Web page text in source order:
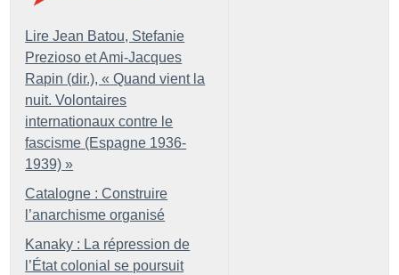
Lire Jean Batou, Stefanie
Prezioso et Ami-Jacques
Rapin (dir.), « Quand vient la
nuit. Volontaires
internationaux contre le
fascisme (Espagne 1936-
1939) »
Catalogne : Construire
l’anarchisme organisé
Kanaky : La répression de
l’État colonial se poursuit